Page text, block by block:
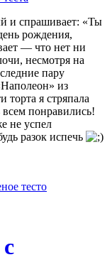
и спрашивает: «Ты
рождения,
— что нет ни
несмотря на
пару
из
торта я стряпала
понравились!
не успел
разок испечь
тесто